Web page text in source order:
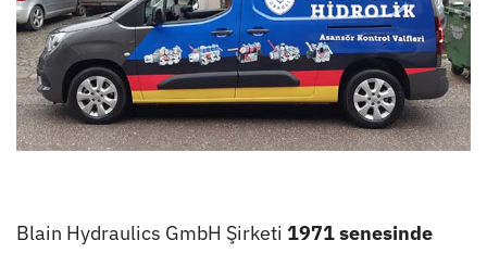
Blain Hydraulics GmbH Şirketi 1971 senesinde